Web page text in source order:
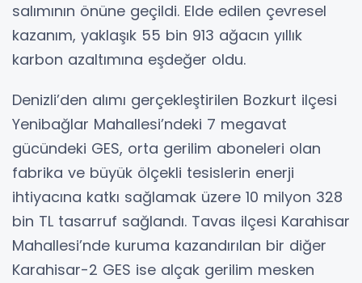
salımının önüne geçildi. Elde edilen çevresel
kazanım, yaklaşık 55 bin 913 ağacın yıllık
karbon azaltımına eşdeğer oldu.
Denizli’den alımı gerçekleştirilen Bozkurt ilçesi
Yenibağlar Mahallesi’ndeki 7 megavat
gücündeki GES, orta gerilim aboneleri olan
fabrika ve büyük ölçekli tesislerin enerji
ihtiyacına katkı sağlamak üzere 10 milyon 328
bin TL tasarruf sağlandı. Tavas ilçesi Karahisar
Mahallesi’nde kuruma kazandırılan bir diğer
Karahisar-2 GES ise alçak gerilim mesken